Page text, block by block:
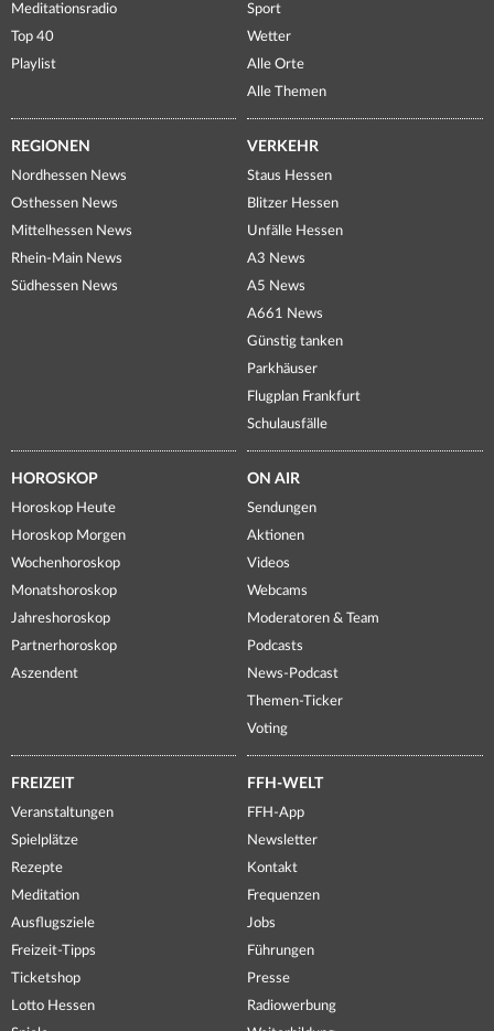
Meditationsradio
Top 40
Playlist
Sport
Wetter
Alle Orte
Alle Themen
REGIONEN
Nordhessen News
Osthessen News
Mittelhessen News
Rhein-Main News
Südhessen News
VERKEHR
Staus Hessen
Blitzer Hessen
Unfälle Hessen
A3 News
A5 News
A661 News
Günstig tanken
Parkhäuser
Flugplan Frankfurt
Schulausfälle
HOROSKOP
Horoskop Heute
Horoskop Morgen
Wochenhoroskop
Monatshoroskop
Jahreshoroskop
Partnerhoroskop
Aszendent
ON AIR
Sendungen
Aktionen
Videos
Webcams
Moderatoren & Team
Podcasts
News-Podcast
Themen-Ticker
Voting
FREIZEIT
Veranstaltungen
Spielplätze
Rezepte
Meditation
Ausflugsziele
Freizeit-Tipps
Ticketshop
Lotto Hessen
FFH-WELT
FFH-App
Newsletter
Kontakt
Frequenzen
Jobs
Führungen
Presse
Radiowerbung